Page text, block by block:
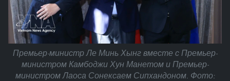
Премьер-министр Ле Минь Хынг вместе с Премьер-
министром Камбоджи Хун Манетом и Премьер-
министром Лаоса Сонексаем Сипхандоном. Фото: